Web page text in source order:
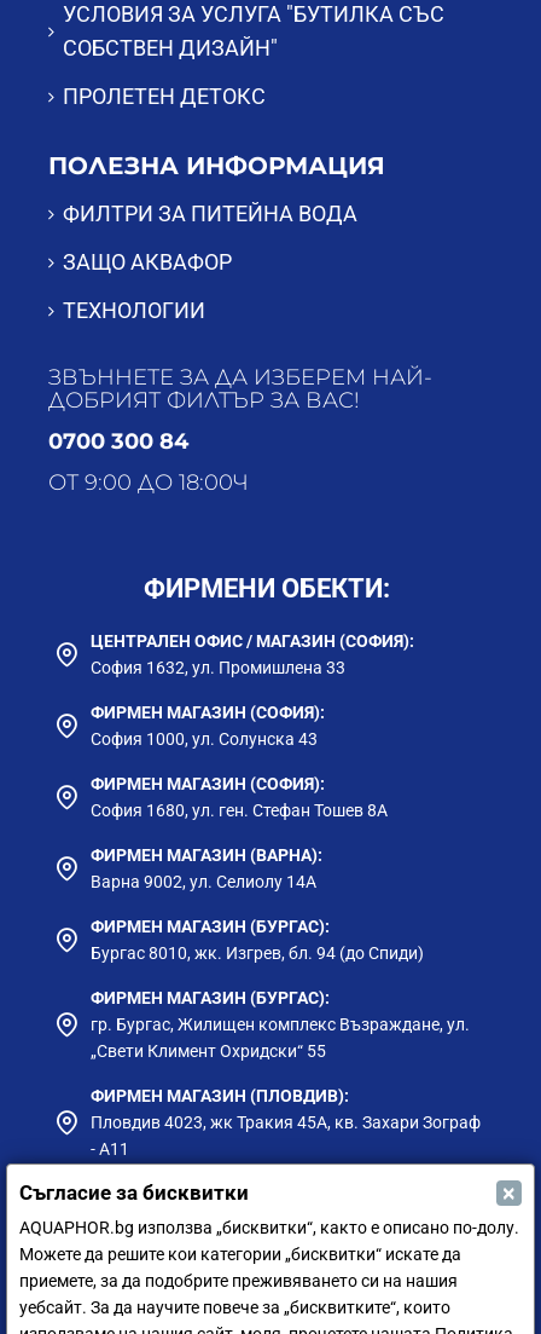
УСЛОВИЯ ЗА УСЛУГА "БУТИЛКА СЪС
СОБСТВЕН ДИЗАЙН"
ПРОЛЕТЕН ДЕТОКС
ПОЛЕЗНА ИНФОРМАЦИЯ
ФИЛТРИ ЗА ПИТЕЙНА ВОДА
ЗАЩО АКВАФОР
ТЕХНОЛОГИИ
ЗВЪННЕТЕ ЗА ДА ИЗБЕРЕМ НАЙ-
ДОБРИЯТ ФИЛТЪР ЗА ВАС!
0700 300 84
ОТ 9:00 ДО 18:00Ч
ФИРМЕНИ ОБЕКТИ:
ЦЕНТРАЛЕН ОФИС / МАГАЗИН (СОФИЯ):
София 1632, ул. Промишлена 33
ФИРМЕН МАГАЗИН (СОФИЯ):
София 1000, ул. Солунска 43
ФИРМЕН МАГАЗИН (СОФИЯ):
София 1680, ул. ген. Стефан Тошев 8А
ФИРМЕН МАГАЗИН (ВАРНА):
Варна 9002, ул. Селиолу 14А
ФИРМЕН МАГАЗИН (БУРГАС):
Бургас 8010, жк. Изгрев, бл. 94 (до Спиди)
ФИРМЕН МАГАЗИН (БУРГАС):
гр. Бургас, Жилищен комплекс Възраждане, ул.
„Свети Климент Охридски“ 55
ФИРМЕН МАГАЗИН (ПЛОВДИВ):
Пловдив 4023, жк Тракия 45А, кв. Захари Зограф
- А11
ФИРМЕН МАГАЗИН (РУСЕ):
гр. Русе, ул. Борисова 73, до Приста Ойл
ФИРМЕН МАГАЗИН (СИЛИСТРА):
гр. Силистра, ул. Петър Мутафчиев 75
Съгласие за бисквитки ×
AQUAPHOR.bg използва „бисквитки“, както е описано по-долу.
Можете да решите кои категории „бисквитки“ искате да
приемете, за да подобрите преживяването си на нашия
уебсайт. За да научите повече за „бисквитките“, които